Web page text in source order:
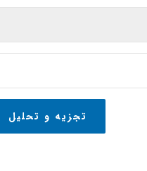
تجزیه و تحلیل